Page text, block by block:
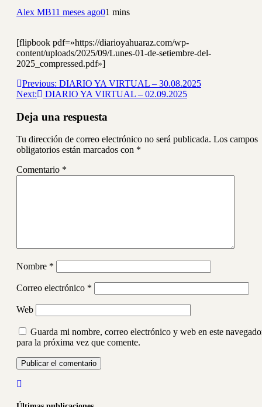
Alex MB11 meses ago01 mins
[flipbook pdf=»https://diarioyahuaraz.com/wp-
content/uploads/2025/09/Lunes-01-de-setiembre-del-
2025_compressed.pdf»]
Navegación
de
entradas
Previous: DIARIO YA VIRTUAL – 30.08.2025
Next:
DIARIO YA VIRTUAL – 02.09.2025
Deja una respuesta
Tu dirección de correo electrónico no será publicada. Los campos
obligatorios están marcados con *
Comentario *
Nombre *
Correo electrónico *
Web
Guarda mi nombre, correo electrónico y web en este
para la próxima vez que comente.